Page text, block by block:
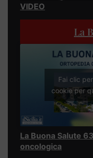
VIDEO
La
Fai clic
cookie per
La Buona Salute
oncologica